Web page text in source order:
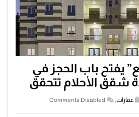
يفتح باب الحجز في
شقق الأحلام تتحقق
عقارات Comments Disabled